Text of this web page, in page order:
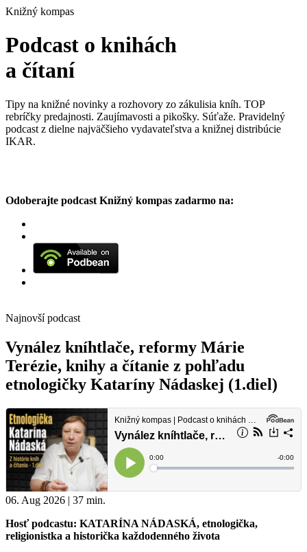
Knižný kompas
Podcast o knihách
a čítaní
Tipy na knižné novinky a rozhovory zo zákulisia kníh. TOP
rebríčky predajnosti. Zaujímavosti a pikošky. Súťaže. Pravidelný
podcast z dielne najväčšieho vydavateľstva a knižnej distribúcie
IKAR.
Odoberajte podcast Knižný kompas zadarmo na:
Najnovší podcast
Vynález kníhtlače, reformy Márie
Terézie, knihy a čítanie z pohľadu
etnologičky Kataríny Nádaskej (1.diel)
06. Aug 2026 | 37 min.
Hosť podcastu: KATARÍNA NÁDASKÁ, etnologička,
religionistka a historička každodenného života